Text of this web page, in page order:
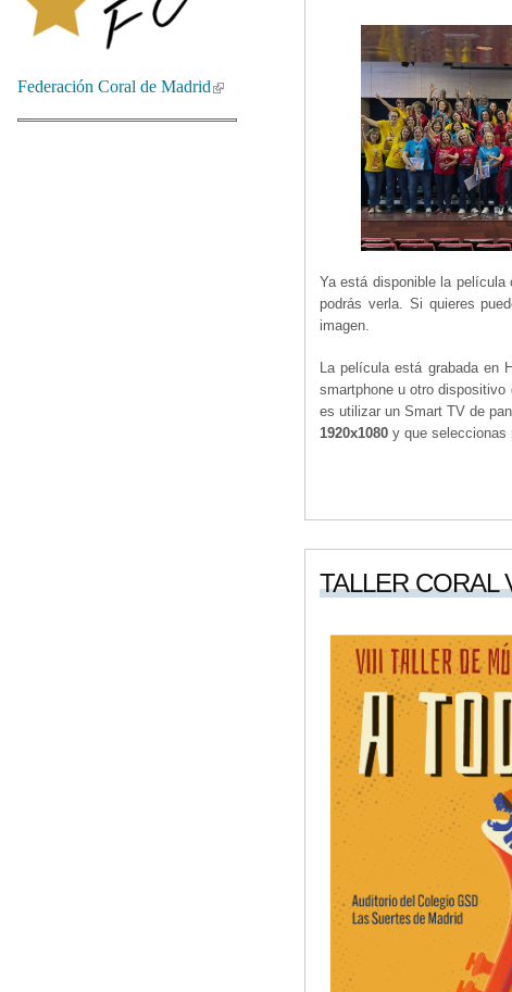
Ya está disponible la
podrás verla. Si quieres
imagen.
La película está grabada
smartphone u otro dispositivo
es utilizar un Smart TV de
1920x1080y que seleccionas
TALLER CORAL
Federación Coral de Madrid(link is external)